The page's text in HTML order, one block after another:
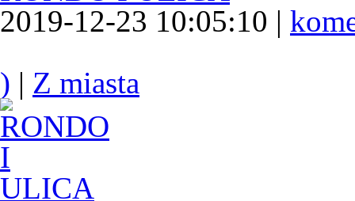
2019-12-23 10:05:10 |
) | Z miasta